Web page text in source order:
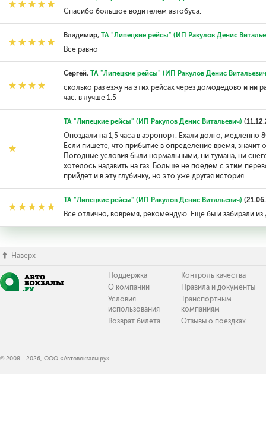
Спасибо большое водителем автобуса.
Владимир, ТА "Липецкие рейсы" (ИП Ракулов Денис
Всё равно
Сергей, ТА "Липецкие рейсы" (ИП Ракулов Денис
сколько раз езжу на этих рейсах через домодедово и ни
час, в лучше 1.5
ТА "Липецкие рейсы" (ИП Ракулов Денис Витальевич)
Опоздали на 1,5 часа в аэропорт. Ехали долго, медленно
Если пишете, что прибытие в определение время, значит
Погодные условия были нормальными, ни тумана, ни
хотелось надавить на газ. Больше не поедем с этим
прийдет и в эту глубинку, но это уже другая история.
ТА "Липецкие рейсы" (ИП Ракулов Денис Витальевич)
Всё отлично, вовремя, рекомендую. Ещё бы и забирали
Наверх
Поддержка
О компании
Условия
использования
Возврат билета
Контроль качества
Правила и документы
Транспортным
компаниям
Отзывы о поездках
© 2008—2026, ООО «Автовокзалы.ру»